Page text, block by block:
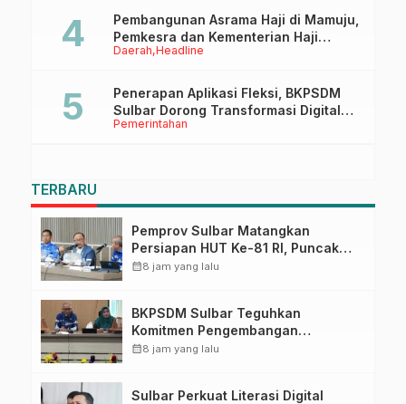
Daerah Headline
Pembangunan Asrama Haji di Mamuju,
Pemkesra dan Kementerian Haji
Sulbar Tinjau Lokasi
Pemerintahan
Penerapan Aplikasi Fleksi, BKPSDM
Sulbar Dorong Transformasi Digital
Sistem Kehadiran ASN
TERBARU
Pemprov Sulbar Matangkan
Persiapan HUT Ke-81 RI, Puncak
Upacara di Lapangan Ahmad
calendar_month8 jam yang lalu
BKPSDM Sulbar Teguhkan
Komitmen Pengembangan
Kompetensi ASN melalui
calendar_month8 jam yang lalu
Sulbar Perkuat Literasi Digital